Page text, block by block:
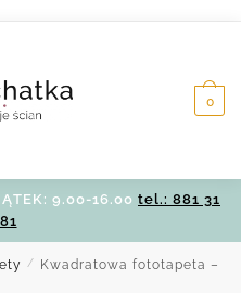
0
9.00-16.00 tel.: 881 31
/
Kwadratowa fototapeta –